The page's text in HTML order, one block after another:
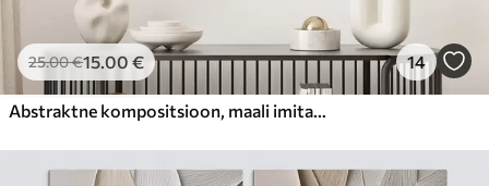
25.00€15.00 € 14
Abstraktne kompositsioon, maali imitatsioon